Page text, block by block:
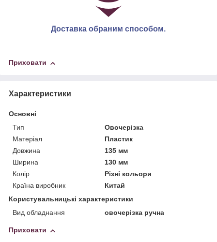
Доставка обраним способом.
Приховати
Характеристики
Основні
Тип
Овочерізка
Матеріал
Пластик
Довжина
135 мм
Ширина
130 мм
Колір
Різні кольори
Країна виробник
Китай
Користувальницькі характеристики
Вид обладнання
овочерізка ручна
Приховати